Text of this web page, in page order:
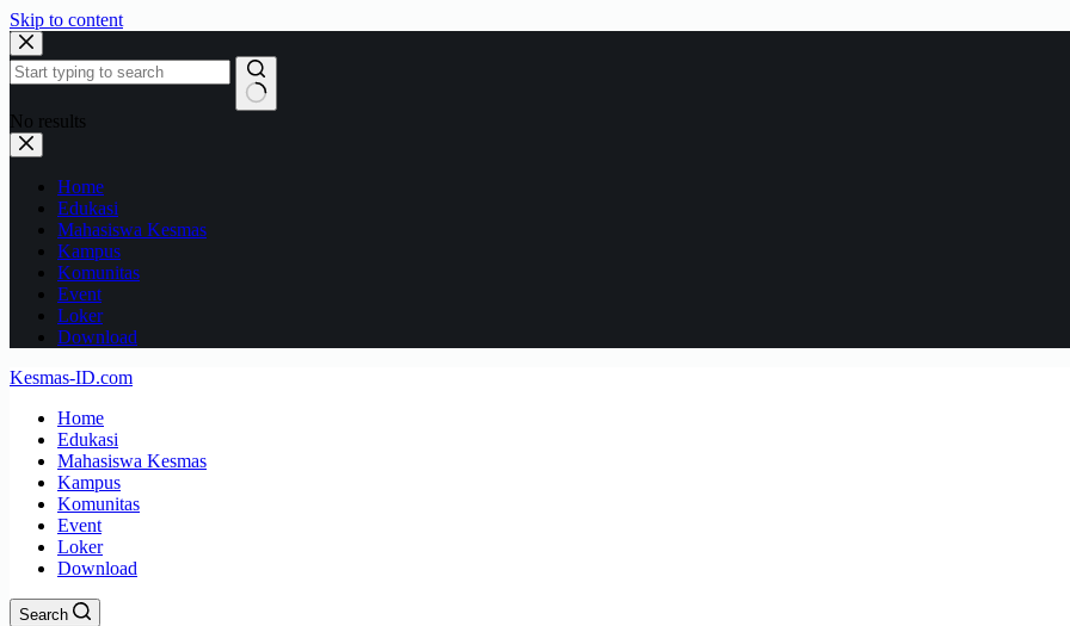
Skip to content
No results
Home
Edukasi
Mahasiswa Kesmas
Kampus
Komunitas
Event
Loker
Download
Kesmas-ID.com
Home
Edukasi
Mahasiswa Kesmas
Kampus
Komunitas
Event
Loker
Download
Search